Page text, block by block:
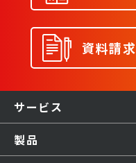
資料請求
サービス
製品